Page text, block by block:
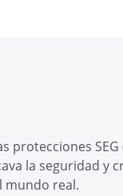
protecciones
la seguridad y
mundo real.